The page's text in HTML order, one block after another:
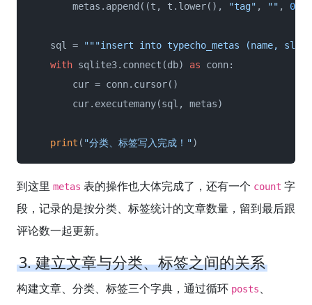
metas.append((t, t.lower(),
"tag" , "" , 0
sql =
"""insert into typecho_metas (name,
with sqlite3.connect(db) as conn:
cur = conn.cursor()
cur.executemany(sql, metas)
print ( "分类、标签写入完成！")
到这里 metas 表的操作也大体完成了，还有一个 count 字
段，记录的是按分类、标签统计的文章数量，留到最后跟
评论数一起更新。
3. 建立文章与分类、标签之间的关系
构建文章、分类、标签三个字典，通过循环 posts、